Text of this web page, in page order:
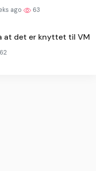
ago 63
at det er knyttet til VM
62